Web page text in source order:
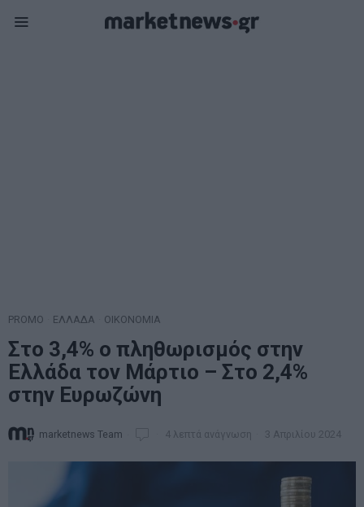
PROMO ΕΛΛΑΔΑ ΟΙΚΟΝΟΜΙΑ
Στο 3,4% ο πληθωρισμός στην
Ελλάδα τον Μάρτιο – Στο 2,4%
στην Ευρωζώνη
marketnews Team 4 λεπτά ανάγνωση 3 Απριλίου 2024